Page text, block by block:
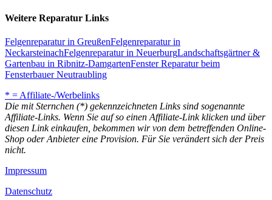
Weitere Reparatur Links
Felgenreparatur in GreußenFelgenreparatur in
NeckarsteinachFelgenreparatur in NeuerburgLandschaftsgärtner &
Gartenbau in Ribnitz-DamgartenFenster Reparatur beim
Fensterbauer Neutraubling
* = Affiliate-/Werbelinks
Die mit Sternchen (*) gekennzeichneten Links sind sogenannte
Affiliate-Links. Wenn Sie auf so einen Affiliate-Link klicken und über
diesen Link einkaufen, bekommen wir von dem betreffenden Online-
Shop oder Anbieter eine Provision. Für Sie verändert sich der Preis
nicht.
Impressum
Datenschutz